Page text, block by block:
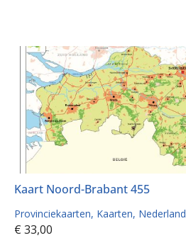
Kaart Noord-Brabant 455
Provinciekaarten Kaarten Nederland
€ 33,00